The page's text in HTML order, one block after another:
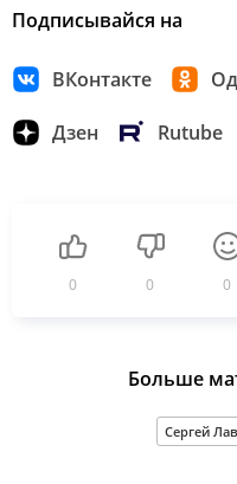
Подписывайся на
ВКонтакте
Дзен Rutube
0 0 0
Больше
Сергей